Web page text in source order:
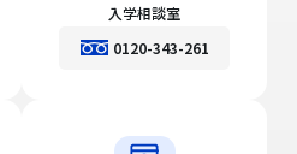
入学相談室
0120-343-261